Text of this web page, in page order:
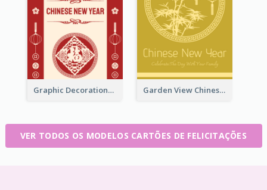
Graphic Decorations Chinese New Year Greeting Card Garden View Chinese New Year Greeting Card
VER TODOS OS MODELOS CARTÕES DE FELICITAÇÕES